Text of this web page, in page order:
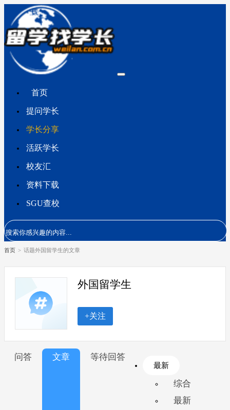
首页
提问学长
学长分享
活跃学长
校友汇
资料下载
SGU查校
首页 > 话题外国留学生的文章
外国留学生
+关注
问答 文章 等待回答
最新
综合
最新